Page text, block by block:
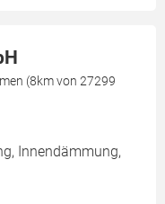
(8km von 27299
Innendämmung,